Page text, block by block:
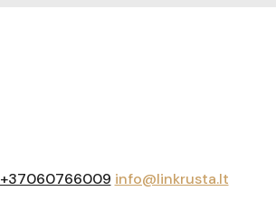
+37060766009 info@linkrusta.lt